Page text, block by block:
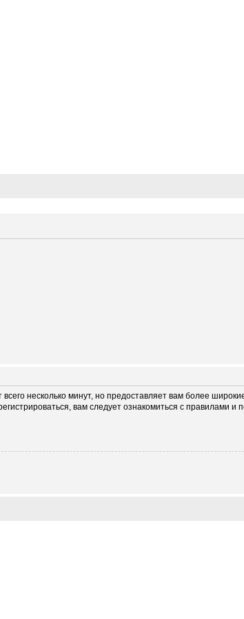
несколько минут, но предоставляет вам более
вам следует ознакомиться с